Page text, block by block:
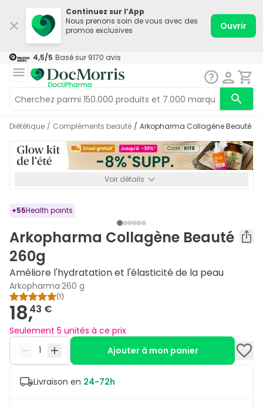
Continuez sur l’App
Nous prenons soin de vous avec des
promos exclusives
Ouvrir
4,5/5 Basé sur 9170 avis
Diététique / Compléments beauté / Arkopharma Collagène Beauté
Voir détails
+55Health points
Arkopharma Collagène Beauté
260g
Améliore l'hydratation et l'élasticité de la peau
Arkopharma·260 g
(1)
18,43 €
Seulement 5 unités à ce prix
Ajouter à mon panier
Livraison en 24-72h